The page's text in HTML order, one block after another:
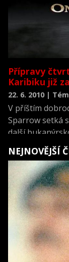
Přípravy
Karibiku již
22. 6. 2010 |
V příštím
Sparrow setká
další
série s
neohroženého
protože
NEJNOVĚJŠÍ